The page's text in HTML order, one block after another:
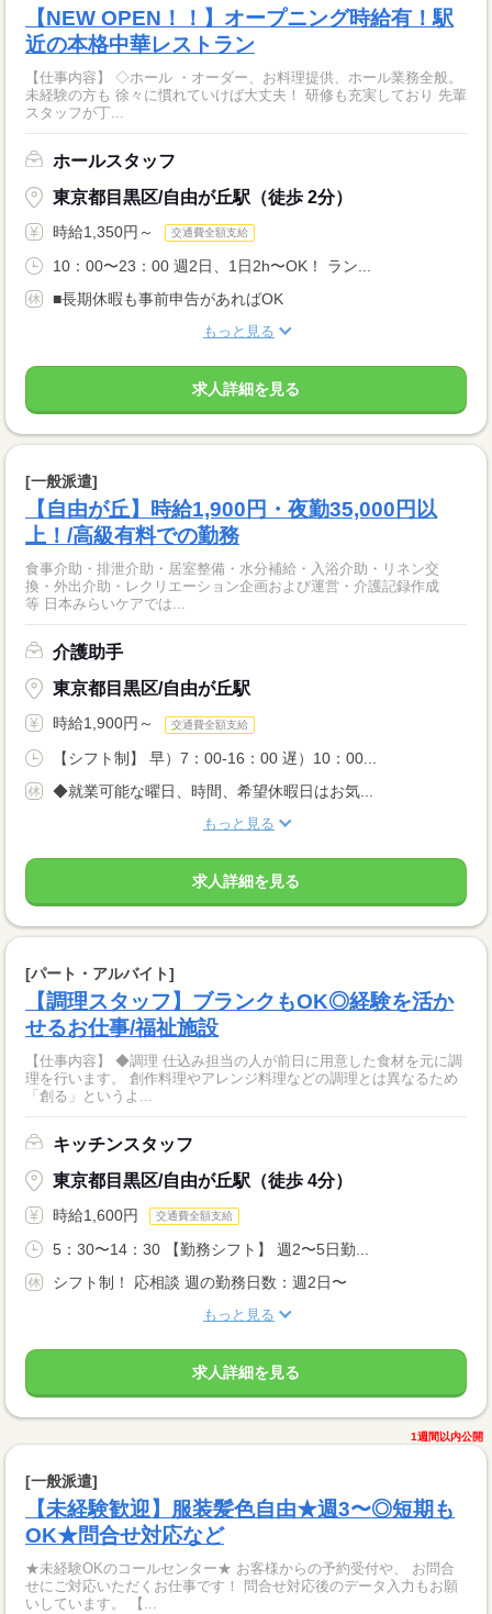
【NEW OPEN！！】オープニング時給有！駅
近の本格中華レストラン
【仕事内容】 ◇ホール ・オーダー、お料理提供、ホール業務全般。
未経験の方も 徐々に慣れていけば大丈夫！ 研修も充実しており 先輩
スタッフが丁...
ホールスタッフ
東京都目黒区/自由が丘駅（徒歩 2分）
時給1,350円～ 交通費全額支給
10：00〜23：00 週2日、1日2h〜OK！ ラン...
■長期休暇も事前申告があればOK
もっと見る
求人詳細を見る
[一般派遣]
【自由が丘】時給1,900円・夜勤35,000円以
上！/高級有料での勤務
食事介助・排泄介助・居室整備・水分補給・入浴介助・リネン交
換・外出介助・レクリエーション企画および運営・介護記録作成
等 日本みらいケアでは...
介護助手
東京都目黒区/自由が丘駅
時給1,900円～ 交通費全額支給
【シフト制】 早）7：00-16：00 遅）10：00...
◆就業可能な曜日、時間、希望休暇日はお気...
もっと見る
求人詳細を見る
[パート・アルバイト]
【調理スタッフ】ブランクもOK◎経験を活か
せるお仕事/福祉施設
【仕事内容】 ◆調理 仕込み担当の人が前日に用意した食材を元に調
理を行います。 創作料理やアレンジ料理などの調理とは異なるため
「創る」というよ...
キッチンスタッフ
東京都目黒区/自由が丘駅（徒歩 4分）
時給1,600円 交通費全額支給
5：30〜14：30 【勤務シフト】 週2〜5日勤...
シフト制！ 応相談 週の勤務日数：週2日〜
もっと見る
求人詳細を見る
1週間以内公開
[一般派遣]
【未経験歓迎】服装髪色自由★週3〜◎短期も
OK★問合せ対応など
★未経験OKのコールセンター★ お客様からの予約受付や、 お問合
せにご対応いただくお仕事です！ 問合せ対応後のデータ入力もお願
いしています。 【...